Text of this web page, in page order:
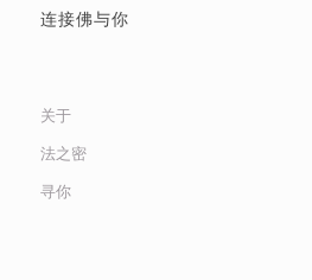
连接佛与你
关于
法之密
寻你